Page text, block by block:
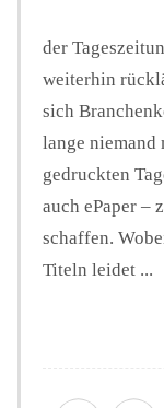
der
weiterhin
sich
lange niemand
gedruckten
auch ePaper –
schaffen.
Titeln leidet ...